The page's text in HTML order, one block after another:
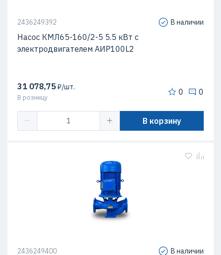
2436249392 В наличии
Насос КМЛ65-160/2-5 5.5 кВт c
электродвигателем АИР100L2
31 078,75₽/шт.
В розницу
0 0
В корзину
2436249400 В наличии